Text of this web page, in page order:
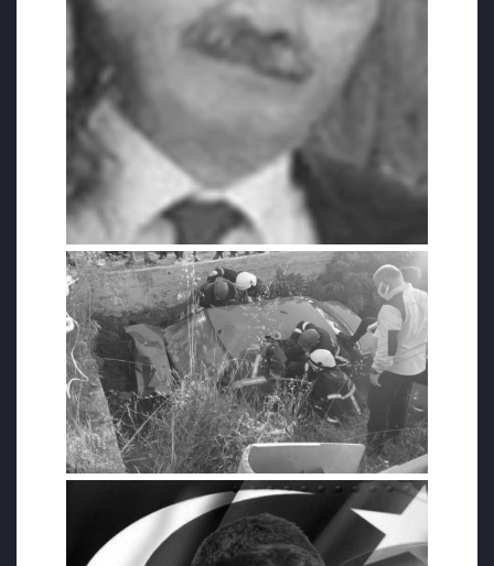
EH 052 plakalı otomobil sürücünün
direksiyon hakimiyetinin kaybetmesi sonucu
yol kenarında bulunan sulama kanalına girdi.
Yaklaşık 10 metre sulama kanalı içinde
sürüklenen otomobil, kanal üzerinde
bulunan beton geçiş köprüsüne çarptı.
“BM SERBEST BIRAK DEDİ, BIRAKMADILAR”
Acı haberi Güney’in avukatı Ayça Can Çiçek,
Twitter hesabından paylaştı. Heper, “BM
serbest bırak dedi bırakmadılar, Yargıtay
dosyayı bozdu bırakmadılar. Bugün anne
babasını trafik kazasında kaybetti. Şimdi
bıraksalar telafi edebilir mi bu acıyı? Bu gülen
yüze ‘Anneni ve babanı kaybettik.’ demek
kolay mı? Ya cenazeye kelepçeli gitse mi
gitmese mi karar vermek? Bir gecede hem
annesini hem babasını kaybeden Harbiyeliye
bu haberi vermek de bana düşüyor. Nasıl?
Rahat mıyız yattığımız yerde?” dedi.